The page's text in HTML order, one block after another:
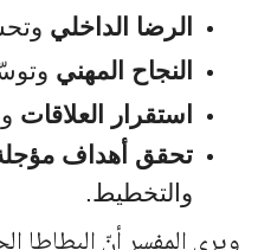
الرضا الداخلي
النجاح المهني
استقرار العلاقات
تحقق أهداف
والتخطيط.